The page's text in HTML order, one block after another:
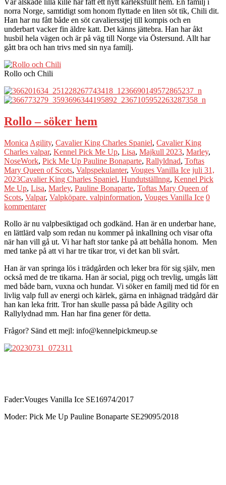
Vår älskade lilla kille har fått ett nytt kärleksfullt hem. En familj i
norra Norge, samtidigt som honom flyttade en liten söt tik, Chili dit.
Han har nu fått både en söt cavaliersstjej till kompis och en
underbart vacker fin äldre katt. Det känns jättebra. Han har åkt
husbil hela vägen och är på väg till Norge via Östersund. Allt har
gått bra och han trivs med sin nya familj.
Rollo och Chili
Rollo – söker hem
Monica Agility, Cavalier King Charles Spaniel, Cavalier King
Charles valpar, Kennel Pick Me Up, Lisa, Majkull 2023, Marley,
NoseWork, Pick Me Up Pauline Bonaparte, Rallyldnad, Toftas
Mary Queen of Scots, Valpspekulanter, Vouges Vanilla Ice juli 31,
2023Cavalier King Charles Spaniel, Hundutställnng, Kennel Pick
Me Up, Lisa, Marley, Pauline Bonaparte, Toftas Mary Queen of
Scots, Valpar, Valpköpare. valpinformation, Vouges Vanilla Ice 0
kommentarer
Rollo är nu valpbesiktigad och godkänd. Han är en underbar hane,
en lättlärd valp som redan nu kommer på inkallning och visar ofta
när han vill gå ut. Vi har haft stor tanke på att behålla honom. Men
med tanke på att vi har tre tikar tror, vi det kan bli svårt.
Han är van springa lös i trädgården och leker bra för sig själv, men
också med de tre tikarna. Han är social, pigg och trevlig, umgås lätt
med både barn, vuxna och hundar. Vi söker en familj med tid för en
livlig valp full av energi och kärlek, gärna en inhägnad trädgård där
han kan leka fritt. Tror han skulle passa på både Agility och
Rallylydnad mm. Han har fina gener för detta.
Frågor? Sänd ett mejl: info@kennelpickmeup.se
Fader:Vouges Vanilla Ice SE16974/2017
Moder: Pick Me Up Pauline Bonaparte SE29095/2018